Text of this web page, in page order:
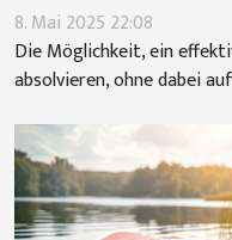
8. Mai 2025 22:08
Die Möglichkeit, ein
absolvieren, ohne dabei